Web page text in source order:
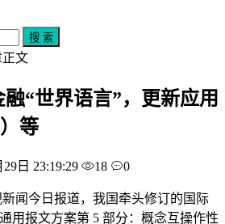
搜 索
文
“世界语言”，更新应用
等
29日 23:19:29 18 0
闻今日报道，我国牵头修订的国际
用报文方案第 5 部分：概念互操作性